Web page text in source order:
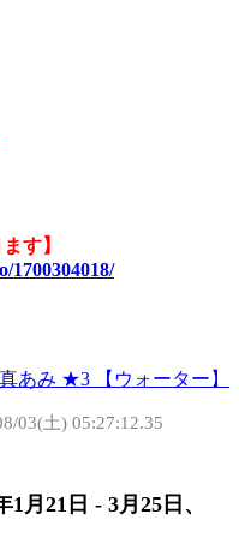
す】
1700304018/
あみ ★3 【ウォーター】
03(土) 05:27:12.35
月21日 - 3月25日、